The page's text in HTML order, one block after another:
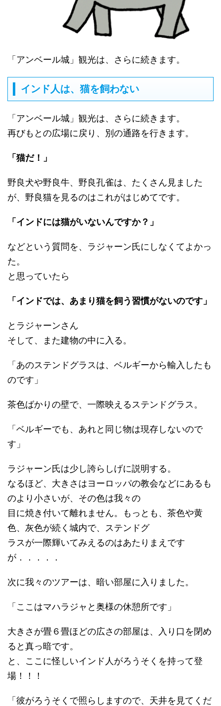
「アンベール城」観光は、さらに続きます。
インド人は、猫を飼わない
「アンベール城」観光は、さらに続きます。
再びもとの広場に戻り、別の通路を行きます。
「猫だ！」
野良犬や野良牛、野良孔雀は、たくさん見ました
が、野良猫を見るのはこれがはじめてです。
「インドには猫がいないんですか？」
などという質問を、ラジャーン氏にしなくてよかっ
た。
と思っていたら
「インドでは、あまり猫を飼う習慣がないのです」
とラジャーンさん
そして、また建物の中に入る。
「あのステンドグラスは、ベルギーから輸入したも
のです」
茶色ばかりの壁で、一際映えるステンドグラス。
「ベルギーでも、あれと同じ物は現存しないので
す」
ラジャーン氏は少し誇らしげに説明する。
なるほど、大きさはヨーロッパの教会などにあるも
のより小さいが、その色は我々の
目に焼き付いて離れません。もっとも、茶色や黄
色、灰色が続く城内で、ステンドグ
ラスが一際輝いてみえるのはあたりまえです
が．．．．．
次に我々のツアーは、暗い部屋に入りました。
「ここはマハラジャと奥様の休憩所です」
大きさが畳６畳ほどの広さの部屋は、入り口を閉め
ると真っ暗です。
と、ここに怪しいインド人がろうそくを持って登
場！！！
「彼がろうそくで照らしますので、天井を見てくだ